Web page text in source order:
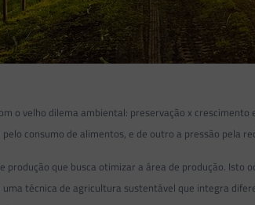
o velho dilema ambiental: preservação x
consumo de alimentos, e de outro a pressão pela
produção que busca otimizar a área de produção.
uma técnica de agricultura sustentável que integra